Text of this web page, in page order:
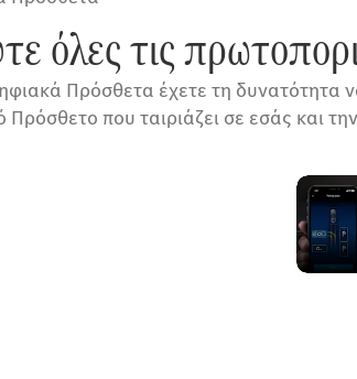
όλες τις
Πρόσθετα έχετε τη δυνατότητα
που ταιριάζει σε εσάς και